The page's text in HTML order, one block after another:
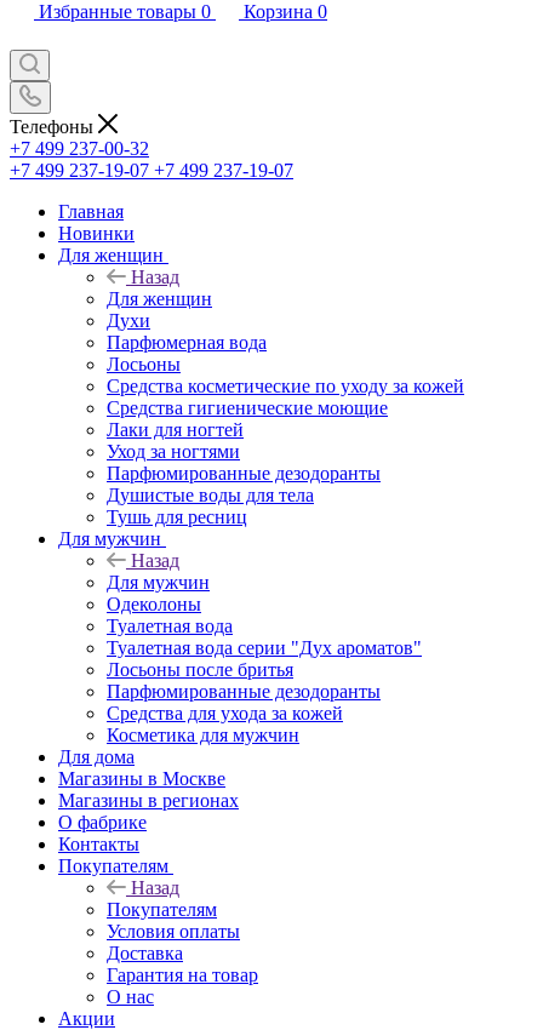
Избранные товары 0 Корзина 0
Телефоны
+7 499 237-00-32
+7 499 237-19-07 +7 499 237-19-07
Главная
Новинки
Для женщин
Назад
Для женщин
Духи
Парфюмерная вода
Лосьоны
Средства косметические по уходу за кожей
Средства гигиенические моющие
Лаки для ногтей
Уход за ногтями
Парфюмированные дезодоранты
Душистые воды для тела
Тушь для ресниц
Для мужчин
Назад
Для мужчин
Одеколоны
Туалетная вода
Туалетная вода серии "Дух ароматов"
Лосьоны после бритья
Парфюмированные дезодоранты
Средства для ухода за кожей
Косметика для мужчин
Для дома
Магазины в Москве
Магазины в регионах
О фабрике
Контакты
Покупателям
Назад
Покупателям
Условия оплаты
Доставка
Гарантия на товар
О нас
Акции